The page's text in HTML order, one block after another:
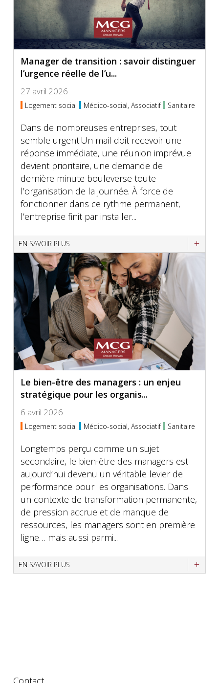
Manager de transition : savoir distinguer
l’urgence réelle de l’u...
27 avril 2026
Logement social Médico-social, Associatif Sanitaire
Dans de nombreuses entreprises, tout
semble urgent.Un mail doit recevoir une
réponse immédiate, une réunion imprévue
devient prioritaire, une demande de
dernière minute bouleverse toute
l’organisation de la journée. À force de
fonctionner dans ce rythme permanent,
l’entreprise finit par installer...
EN SAVOIR PLUS
Le bien-être des managers : un enjeu
stratégique pour les organis...
6 avril 2026
Logement social Médico-social, Associatif Sanitaire
Longtemps perçu comme un sujet
secondaire, le bien-être des managers est
aujourd’hui devenu un véritable levier de
performance pour les organisations. Dans
un contexte de transformation permanente,
de pression accrue et de manque de
ressources, les managers sont en première
ligne… mais aussi parmi...
EN SAVOIR PLUS
Contact